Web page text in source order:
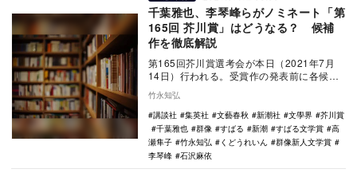
千葉雅也、李琴峰らがノミネート「第
165回 芥川賞」はどうなる？ 候補
作を徹底解説
第165回芥川賞選考会が本日（2021年7月
14日）行われる。受賞作の発表前に各候補
作のポイントを紹介したい。 石沢麻依「貝
に…
竹永知弘
講談社
集英社 文藝春秋 新潮社 文學界
芥川賞
千葉雅也
群像 すばる 新潮 すばる文学賞
高
瀬隼子
竹永知弘 くどうれいん
群像新人文学賞
李琴峰
石沢麻依